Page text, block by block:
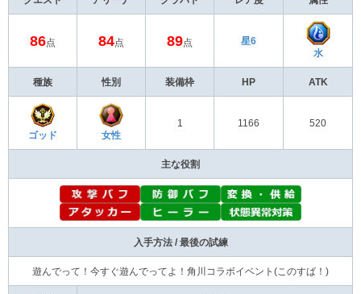
86点 84点 89点
星6
水
種族 性別 装備枠 HP ATK
ゴッド 女性
1 1166 520
主な役割
入手方法 / 最後の試練
遊んでって！今すぐ遊んでってよ！角川コラボイベント(このすば！)